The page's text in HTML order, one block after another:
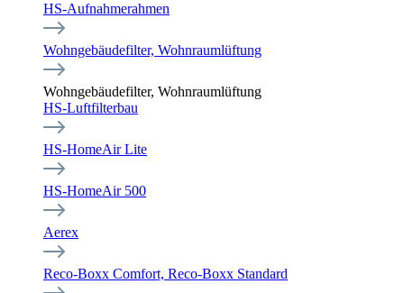
HS-Aufnahmerahmen
Wohngebäudefilter, Wohnraumlüftung
Wohngebäudefilter, Wohnraumlüftung
HS-Luftfilterbau
HS-HomeAir Lite
HS-HomeAir 500
Aerex
Reco-Boxx Comfort, Reco-Boxx Standard